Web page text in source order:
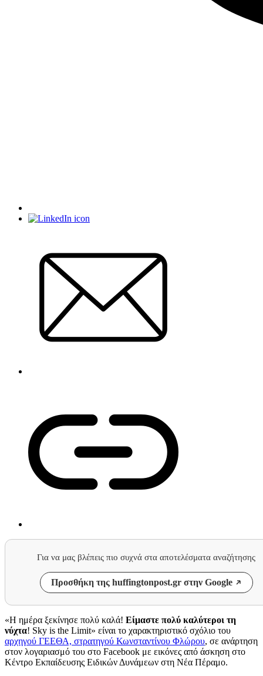
Για να μας βλέπεις πιο συχνά στα αποτελέσματα αναζήτησης
Προσθήκη της huffingtonpost.gr στην Google
«Η ημέρα ξεκίνησε πολύ καλά! Είμαστε πολύ καλύτεροι τη
νύχτα! Sky is the Limit» είναι το χαρακτηριστικό σχόλιο του
αρχηγού ΓΕΕΘΑ, στρατηγού Κωνσταντίνου Φλώρου, σε ανάρτηση
στον λογαριασμό του στο Facebook με εικόνες από άσκηση στο
Κέντρο Εκπαίδευσης Ειδικών Δυνάμεων στη Νέα Πέραμο.